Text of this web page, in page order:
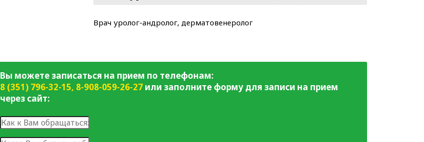
Врач уролог-андролог, дерматовенеролог
Вы можете записаться на прием по телефонам:
8 (351) 796-32-15, 8-908-059-26-27 или заполните форму для записи на прием
через сайт: